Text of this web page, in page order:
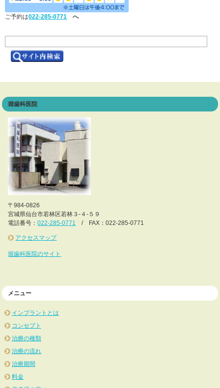
ご予約は022-285-0771 へ
堀歯科医院
〒984-0826
宮城県仙台市若林区若林３-４-５９
電話番号：022-285-0771 / FAX：022-285-0771
アクセスマップ
堀歯科医院のサイト
メニュー
インプラントとは
コンセプト
治療の種類
治療の流れ
治療期間
料金